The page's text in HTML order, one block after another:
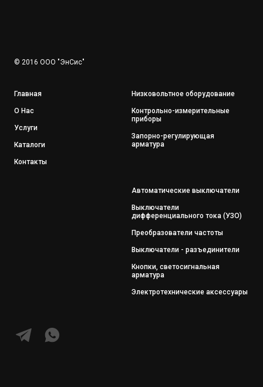
© 2016 ООО "ЭнСис"
Главная
О Нас
Услуги
Каталоги
Контакты
Низковольтное оборудование
Контрольно-измерительные
приборы
Запорно-регулирующая
арматура
Автоматические выключатели
Выключатели
дифференциального тока (УЗО)
Преобразователи частоты
Выключатели - разъединители
Кнопки, светосигнальная
арматура
Электротехнические аксессуары